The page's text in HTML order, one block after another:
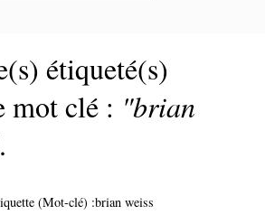
étiqueté(s)
mot clé : "brian
.
(Mot-clé) :brian weiss